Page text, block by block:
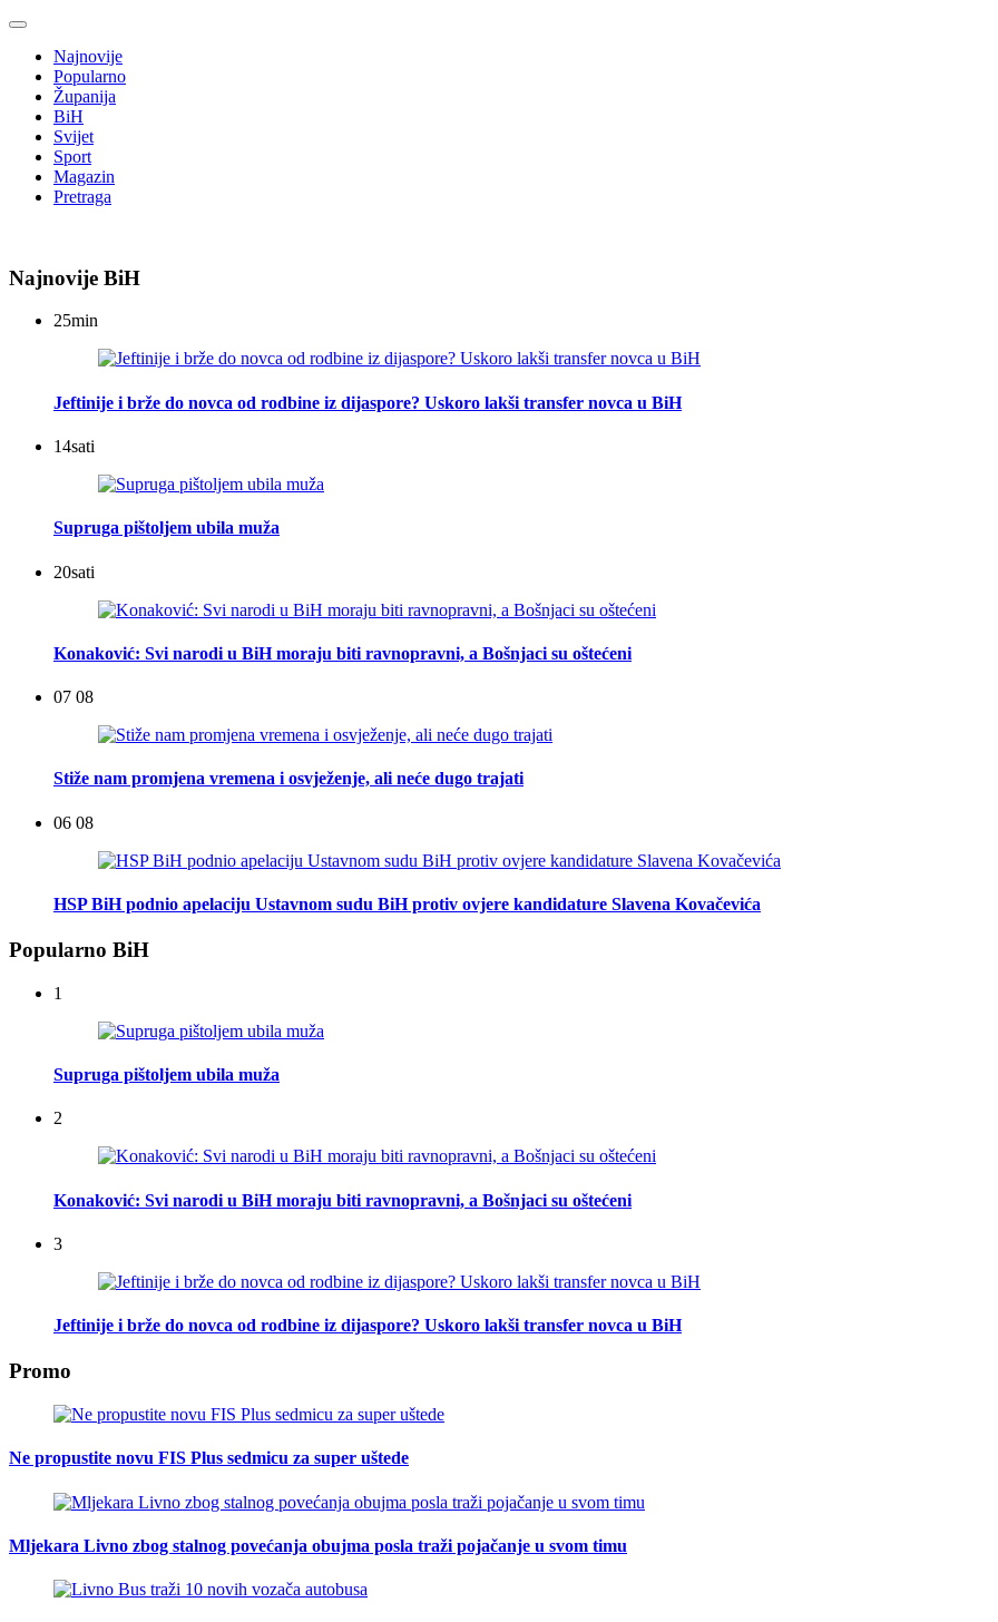
Najnovije
Popularno
Županija
BiH
Svijet
Sport
Magazin
Pretraga
Najnovije BiH
25min
Jeftinije i brže do novca od rodbine iz dijaspore? Uskoro lakši transfer novca u BiH
14sati
Supruga pištoljem ubila muža
20sati
Konaković: Svi narodi u BiH moraju biti ravnopravni, a Bošnjaci su oštećeni
07 08
Stiže nam promjena vremena i osvježenje, ali neće dugo trajati
06 08
HSP BiH podnio apelaciju Ustavnom sudu BiH protiv ovjere kandidature Slavena Kovačevića
Popularno BiH
1
Supruga pištoljem ubila muža
2
Konaković: Svi narodi u BiH moraju biti ravnopravni, a Bošnjaci su oštećeni
3
Jeftinije i brže do novca od rodbine iz dijaspore? Uskoro lakši transfer novca u BiH
Promo
Ne propustite novu FIS Plus sedmicu za super uštede
Mljekara Livno zbog stalnog povećanja obujma posla traži pojačanje u svom timu